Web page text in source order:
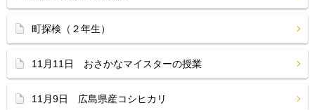
町探検（２年生）
11月11日 おさかなマイスターの授業
11月9日 広島県産コシヒカリ